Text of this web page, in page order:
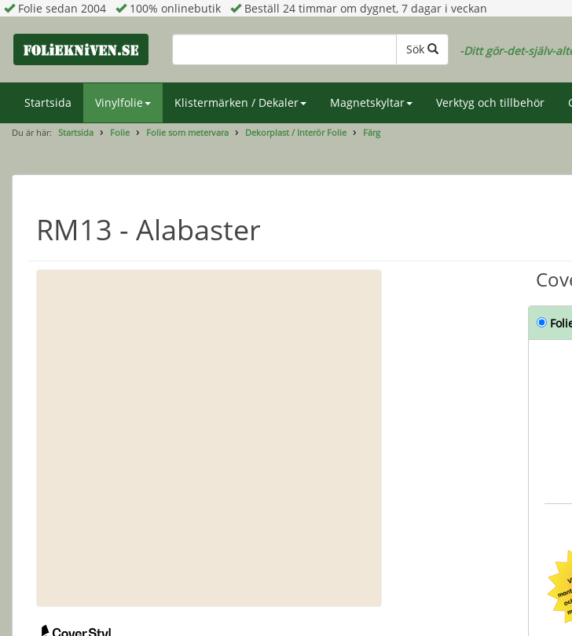
Folie sedan 2004 100% onlinebutik Beställ 24 timmar om dygnet, 7 dagar i veckan
Sök -Ditt gör-det-själv-
Startsida Vinylfolie Klistermärken / Dekaler Magnetskyltar Verktyg och tillbehör
Du är här: Startsida Folie Folie som metervara Dekorplast / Interör Folie Färg
RM13 - Alabaster